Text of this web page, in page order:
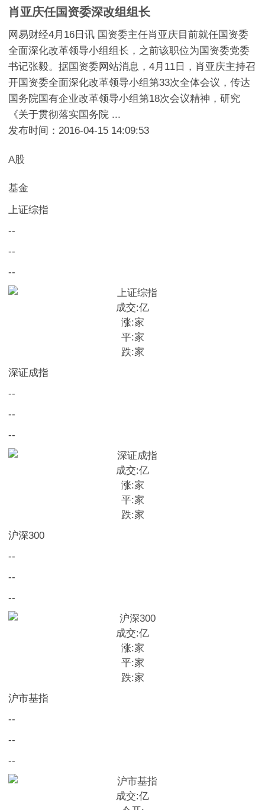
肖亚庆任国资委深改组组长
网易财经4月16日讯 国资委主任肖亚庆目前就任国资委
全面深化改革领导小组组长，之前该职位为国资委党委
书记张毅。据国资委网站消息，4月11日，肖亚庆主持召
开国资委全面深化改革领导小组第33次全体会议，传达
国务院国有企业改革领导小组第18次会议精神，研究
《关于贯彻落实国务院 ...
发布时间：2016-04-15 14:09:53
A股
基金
上证综指
--
--
--
成交:亿
涨:家
平:家
跌:家
深证成指
--
--
--
成交:亿
涨:家
平:家
跌:家
沪深300
--
--
--
成交:亿
涨:家
平:家
跌:家
沪市基指
--
--
--
成交:亿